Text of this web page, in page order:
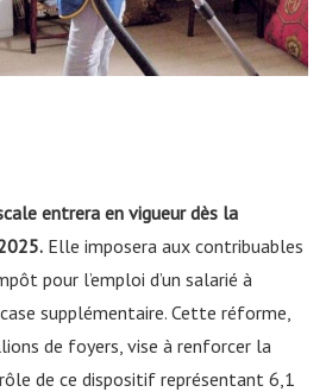
entrera en vigueur dès la
Elle imposera aux contribuables
pour l’emploi d’un salarié à
supplémentaire. Cette réforme,
de foyers, vise à renforcer la
de ce dispositif représentant 6,1